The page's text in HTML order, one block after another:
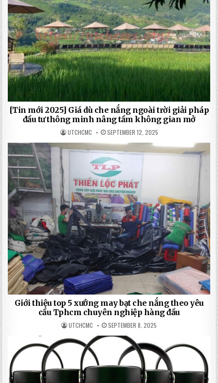
[Tin mới 2025] Giá dù che nắng ngoài trời giải pháp
đầu tư thông minh nâng tầm không gian mở
UTCHCMC SEPTEMBER 12, 2025
Giới thiệu top 5 xưởng may bạt che nắng theo yêu
cầu Tphcm chuyên nghiệp hàng đầu
UTCHCMC SEPTEMBER 8, 2025